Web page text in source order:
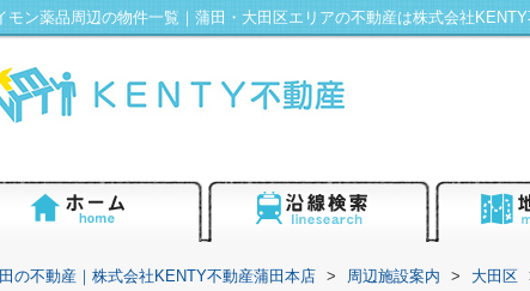
の不動産｜株式会社KENTY不動産蒲田本店 > 周辺施設案内 > 大田区